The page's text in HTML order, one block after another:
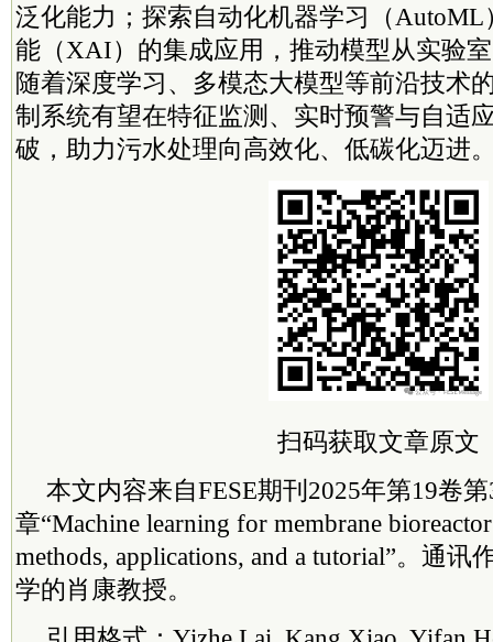
泛化能力；探索自动化机器学习（
能（XAI）的集成应用，推动模型从实验
随着深度学习、多模态大模型等前沿技术
制系统有望在特征监测、实时预警与自适
破，助力污水处理向高效化、低碳化迈进
扫码获取文章原文
本文内容来自FESE期刊2025年第19卷
章“Machine learning for membrane
methods, applications, and a tutorial”。通讯
学的肖康教授。